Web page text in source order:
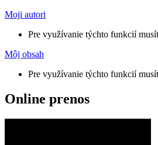
Moji autori
Pre využívanie týchto funkcií
Môj obsah
Pre využívanie týchto funkcií
Online prenos